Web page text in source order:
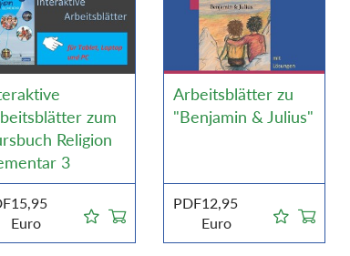
zum
Religion
3
15,95
Euro
Arbeitsblätter zu
"Benjamin & Julius"
PDF12,95
Euro